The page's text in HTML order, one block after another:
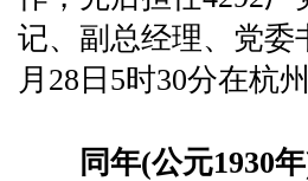
记、副总经理、党委
月28日5时30分在杭
同年(公元1930年)